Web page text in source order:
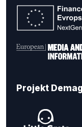
Projekt